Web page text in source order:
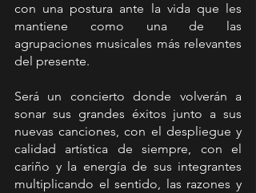
con una postura ante la vida que les
mantiene como una de las
agrupaciones musicales más relevantes
del presente.
Será un concierto donde volverán a
sonar sus grandes éxitos junto a sus
nuevas canciones, con el despliegue y
calidad artística de siempre, con el
cariño y la energía de sus integrantes
multiplicando el sentido, las razones y